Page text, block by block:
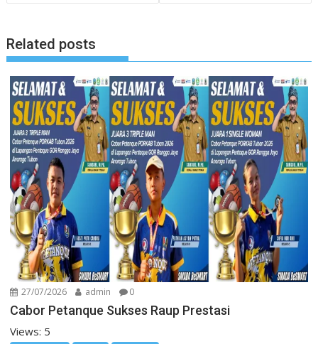
Related posts
27/07/2026 admin 0
Cabor Petanque Sukses Raup Prestasi
Views: 5